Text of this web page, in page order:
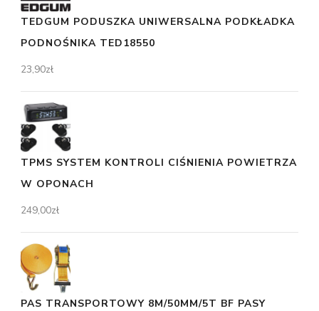
TEDGUM PODUSZKA UNIWERSALNA PODKŁADKA
PODNOŚNIKA TED18550
23,90zł
TPMS SYSTEM KONTROLI CIŚNIENIA POWIETRZA
W OPONACH
249,00zł
PAS TRANSPORTOWY 8M/50MM/5T BF PASY